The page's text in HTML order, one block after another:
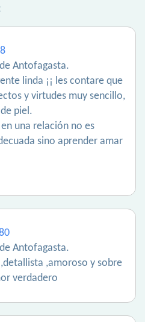
Antofagasta.
linda ¡¡ les contare que
y virtudes muy sencillo,
piel.
una relación no es
sino aprender amar
Antofagasta.
,amoroso y sobre
verdadero